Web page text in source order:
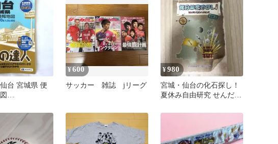
台 宮城県 便
¥600
サッカー 雑誌 jリーグ
¥980
宮城・仙台の化石探し！
夏休み自由研究 せんだい